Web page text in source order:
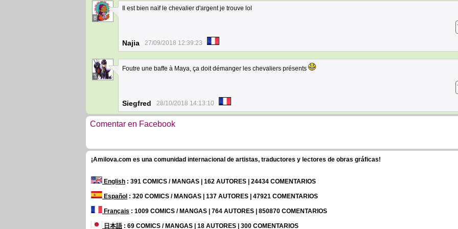
8
Il est bien naïf le chevalier d'argent je trouve lol
Najia 27/09/2018 12:39:23
3
Foutre une baffe à Maya, ça doit démanger les chevaliers présents
Siegfred 28/10/2018 14:13:10
Comentar en Facebook
¡Amilova.com es una comunidad internacional de artistas, traductores y lectores de obras gráficas!
English : 391 COMICS / MANGAS | 162 AUTORES | 24434 COMENTARIOS
Español : 320 COMICS / MANGAS | 137 AUTORES | 47921 COMENTARIOS
Français : 1009 COMICS / MANGAS | 764 AUTORES | 850870 COMENTARIOS
日本語: 69 COMICS / MANGAS | 18 AUTORES | 300 COMENTARIOS